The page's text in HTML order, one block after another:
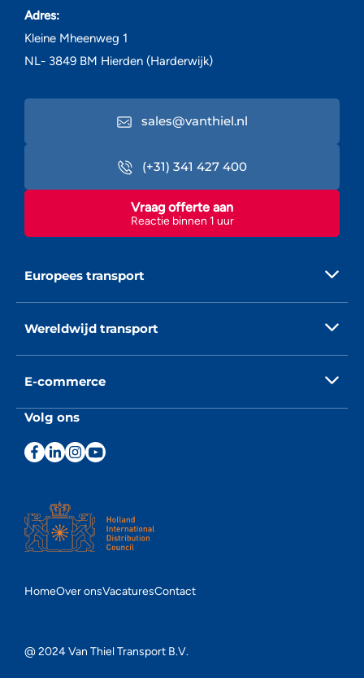
Adres:
Kleine Mheenweg 1
NL- 3849 BM Hierden (Harderwijk)
sales@vanthiel.nl
(+31) 341 427 400
Reactie binnen 1 uur
Vraag offerte aan
Europees transport
Wereldwijd transport
E-commerce
Volg ons
@ 2024 Van Thiel Transport B.V.
HomeOver onsVacaturesContact